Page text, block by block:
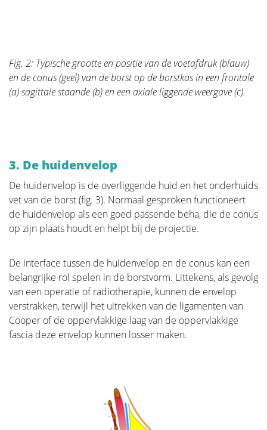
Quality of life
De levenskwaliteit is een belangrijke factor bij het
om coping-mechanismen te vinden die werken, en
die zullen van patiënt tot patiënt verschillen. Voor
sommigen kan dat zijn: plezier vinden in activiteiten
die zij voor de diagnose deden, tijd nemen om te
genieten, vrijwilligerswerk doen, lichaamsbeweging...
Van het grootste belang is dat studies hebben
om de patiënt in staat te stellen verder te gaan met
het leven. In dit gedeelte behandelen we enkele
onderwerpen die patiënten tijdens en na de
Fig. 2: Typische grootte en positie van de voetafdruk (blauw)
en de conus (geel) van de borst op de borstkas in een frontale
(a) sagittale staande (b) en een axiale liggende weergave (c).
3. De huidenvelop
De huidenvelop is de overliggende huid en het onderhuids
vet van de borst (fig. 3). Normaal gesproken functioneert
de huidenvelop als een goed passende beha, die de conus
op zijn plaats houdt en helpt bij de projectie.
De interface tussen de huidenvelop en de conus kan een
belangrijke rol spelen in de borstvorm. Littekens, als gevolg
van een operatie of radiotherapie, kunnen de envelop
verstrakken, terwijl het uitrekken van de ligamenten van
Cooper of de oppervlakkige laag van de oppervlakkige
fascia deze envelop kunnen losser maken.